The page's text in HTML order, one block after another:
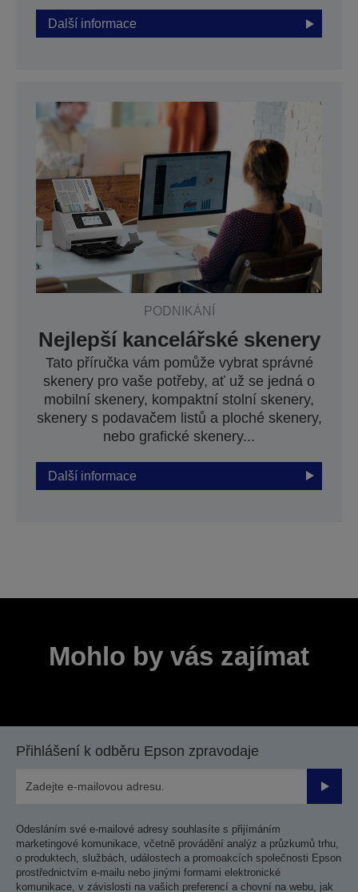
Další informace
PODNIKÁNÍ
Nejlepší kancelářské skenery
Tato příručka vám pomůže vybrat správné
skenery pro vaše potřeby, ať už se jedná o
mobilní skenery, kompaktní stolní skenery,
skenery s podavačem listů a ploché skenery,
nebo grafické skenery...
Další informace
Mohlo by vás zajímat
Přihlášení k odběru Epson zpravodaje
Odesláním své e-mailové adresy souhlasíte s přijímáním
marketingové komunikace, včetně provádění analýz a průzkumů trhu,
o produktech, službách, událostech a promoakcích společnosti Epson
prostřednictvím e-mailu nebo jinými formami elektronické
komunikace, v závislosti na vašich preferencí a chovní na webu, jak